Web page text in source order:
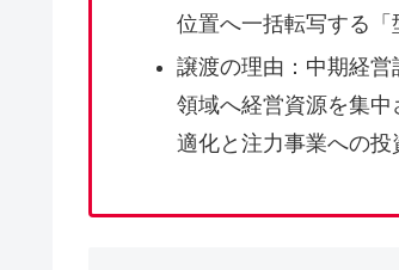
位置へ一括転写する「
譲渡の理由：中期経
領域へ経営資源を集
適化と注力事業への投